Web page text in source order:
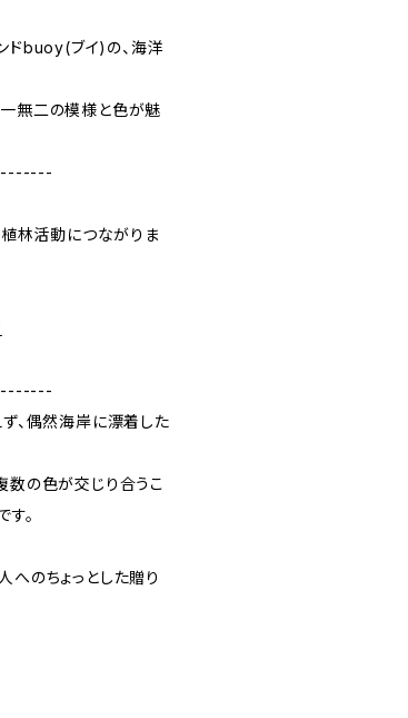
ドbuoy(ブイ)の、海洋
無二の模様と色が魅
林活動につながりま
、偶然海岸に漂着した
数の色が交じり合うこ
。
のちょっとした贈り